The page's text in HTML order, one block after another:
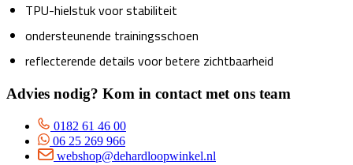
TPU-hielstuk voor stabiliteit
ondersteunende trainingsschoen
reflecterende details voor betere zichtbaarheid
Advies nodig? Kom in contact met ons team
0182 61 46 00
06 25 269 966
webshop@dehardloopwinkel.nl